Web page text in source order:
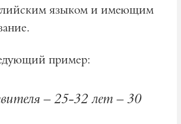
языком и имеющим
пример:
– 25-32 лет – 30